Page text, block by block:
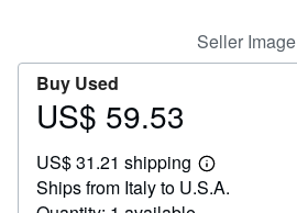
Seller Image
Buy Used
Price
59.53
US$ 59.53
US$ 31.21 shipping
Learn
more
Ships from Italy to U.S.A.